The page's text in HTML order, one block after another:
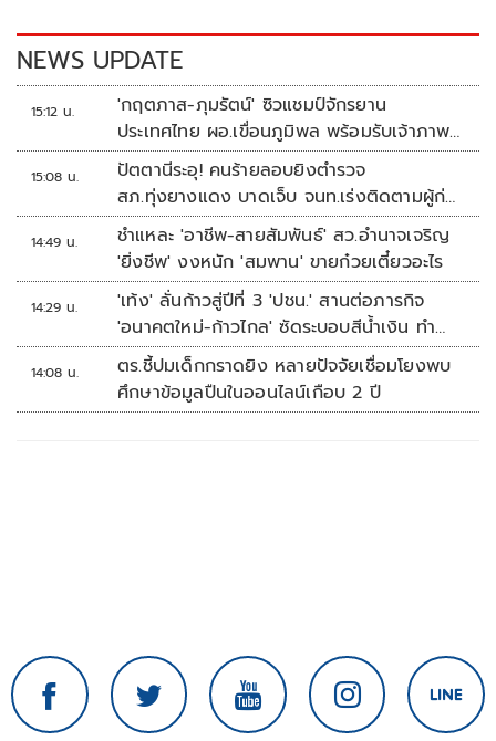
k k
NEWS UPDATE
15:12 น.
'กฤตภาส-ภุมรัตน์' ซิวแชมป์จักรยาน
ประเทศไทย ผอ.เขื่อนภูมิพล พร้อมรับเจ้าภาพ
ต่อ ปี 2570
15:08 น.
ปัตตานีระอุ! คนร้ายลอบยิงตำรวจ
สภ.ทุ่งยางแดง บาดเจ็บ จนท.เร่งติดตามผู้ก่อ
เหตุ
14:49 น.
ชำแหละ 'อาชีพ-สายสัมพันธ์' สว.อำนาจเจริญ
'ยิ่งชีพ' งงหนัก 'สมพาน' ขายก๋วยเตี๋ยวอะไร
14:29 น.
'เท้ง' ลั่นก้าวสู่ปีที่ 3 'ปชน.' สานต่อภารกิจ
'อนาคตใหม่-ก้าวไกล' ซัดระบอบสีน้ำเงิน ทำ
หลักนิติรัฐ-นิติธรรมสั่นคลอน
14:08 น.
ตร.ชี้ปมเด็กกราดยิง หลายปัจจัยเชื่อมโยงพบ
ศึกษาข้อมูลปืนในออนไลน์เกือบ 2 ปี